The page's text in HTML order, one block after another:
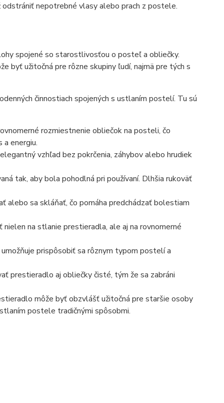
odstrániť nepotrebné vlasy alebo prach z postele.
spojené so starostlivosťou o posteľ a obliečky.
byť užitočná pre rôzne skupiny ľudí, najmä pre tých s
činnostiach spojených s ustlaním postelí. Tu sú
rozmiestnenie obliečok na posteli, čo
energiu.
vzhľad bez pokrčenia, záhybov alebo hrudiek
tak, aby bola pohodlná pri používaní. Dlhšia rukoväť
alebo sa skláňať, čo pomáha predchádzať bolestiam
na stlanie prestieradla, ale aj na rovnomerné
prispôsobiť sa rôznym typom postelí a
prestieradlo aj obliečky čisté, tým že sa zabráni
môže byť obzvlášť užitočná pre staršie osoby
postele tradičnými spôsobmi.